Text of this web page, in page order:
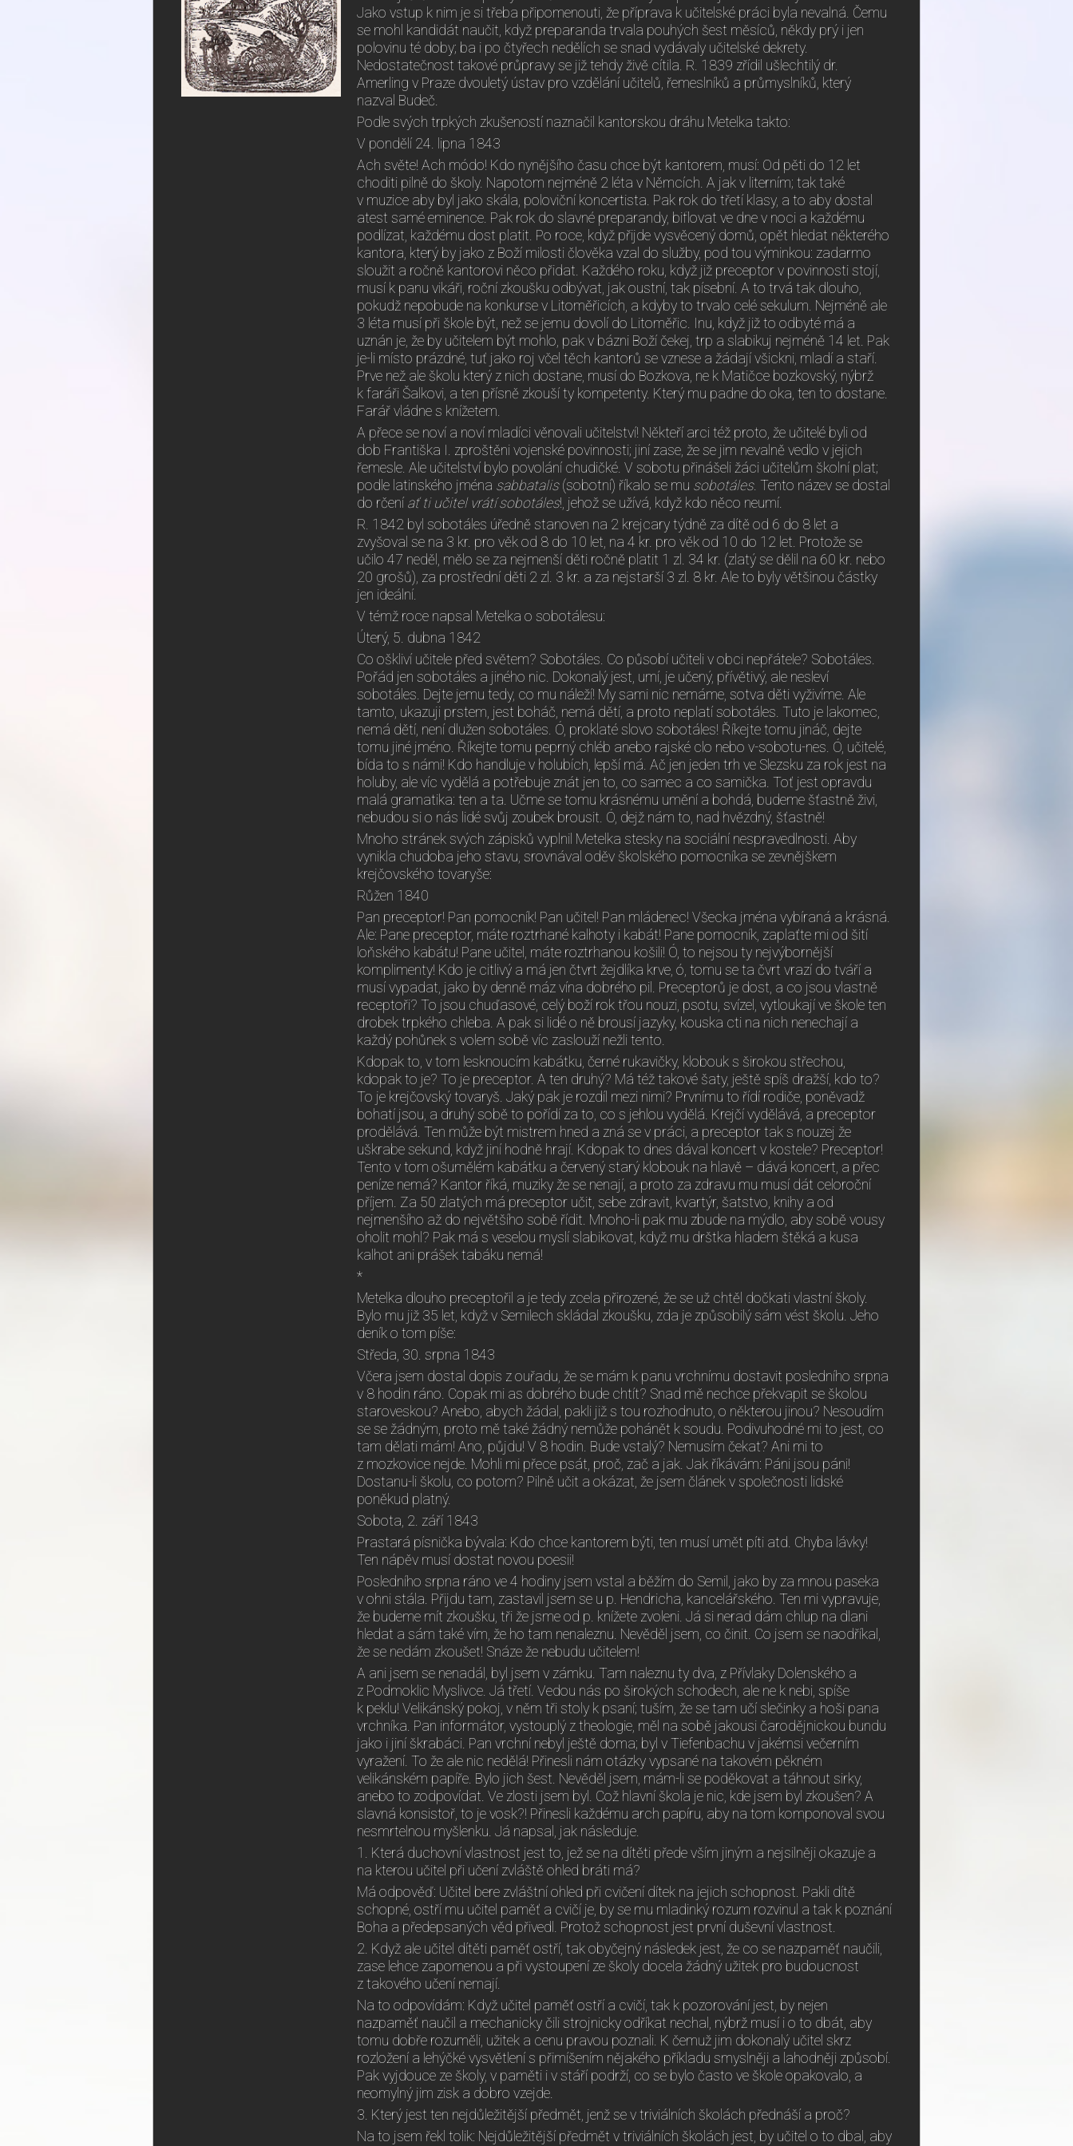
Jako vstup k nim je si třeba připomenouti, že příprava k učitelské práci byla nevalná. Čemu
se mohl kandidát naučit, když preparanda trvala pouhých šest měsíců, někdy prý i jen
polovinu té doby; ba i po čtyřech nedělích se snad vydávaly učitelské dekrety.
Nedostatečnost takové průpravy se již tehdy živě cítila. R. 1839 zřídil ušlechtilý dr.
Amerling v Praze dvouletý ústav pro vzdělání učitelů, řemeslníků a průmyslníků, který
nazval Budeč.
Podle svých trpkých zkušeností naznačil kantorskou dráhu Metelka takto:
V pondělí 24. lipna 1843
Ach světe! Ach módo! Kdo nynějšího času chce být kantorem, musí: Od pěti do 12 let
choditi pilně do školy. Napotom nejméně 2 léta v Němcích. A jak v literním; tak také
v muzice aby byl jako skála, poloviční koncertista. Pak rok do třetí klasy, a to aby dostal
atest samé eminence. Pak rok do slavné preparandy, biflovat ve dne v noci a každému
podlízat, každému dost platit. Po roce, když přijde vysvěcený domů, opět hledat některého
kantora, který by jako z Boží milosti člověka vzal do služby, pod tou výminkou: zadarmo
sloužit a ročně kantorovi něco přidat. Každého roku, když již preceptor v povinnosti stojí,
musí k panu vikáři, roční zkoušku odbývat, jak oustní, tak písební. A to trvá tak dlouho,
pokudž nepobude na konkurse v Litoměřicích, a kdyby to trvalo celé sekulum. Nejméně ale
3 léta musí při škole být, než se jemu dovolí do Litoměřic. Inu, když již to odbyté má a
uznán je, že by učitelem být mohlo, pak v bázni Boží čekej, trp a slabikuj nejméně 14 let. Pak
je-li místo prázdné, tuť jako roj včel těch kantorů se vznese a žádají všickni, mladí a staří.
Prve než ale školu který z nich dostane, musí do Bozkova, ne k Matičce bozkovský, nýbrž
k faráři Šalkovi, a ten přísně zkouší ty kompetenty. Který mu padne do oka, ten to dostane.
Farář vládne s knížetem.
A přece se noví a noví mladíci věnovali učitelství! Někteří arci též proto, že učitelé byli od
dob Františka I. zproštěni vojenské povinnosti; jiní zase, že se jim nevalně vedlo v jejich
řemesle. Ale učitelství bylo povolání chudičké. V sobotu přinášeli žáci učitelům školní plat;
podle latinského jména sabbatalis(sobotní) říkalo se mu sobotáles. Tento název se dostal
do rčení ať ti učitel vrátí sobotáles!, jehož se užívá, když kdo něco neumí.
R. 1842 byl sobotáles úředně stanoven na 2 krejcary týdně za dítě od 6 do 8 let a
zvyšoval se na 3 kr. pro věk od 8 do 10 let, na 4 kr. pro věk od 10 do 12 let. Protože se
učilo 47 neděl, mělo se za nejmenší děti ročně platit 1 zl. 34 kr. (zlatý se dělil na 60 kr. nebo
20 grošů), za prostřední děti 2 zl. 3 kr. a za nejstarší 3 zl. 8 kr. Ale to byly většinou částky
jen ideální.
V témž roce napsal Metelka o sobotálesu:
Úterý, 5. dubna 1842
Co oškliví učitele před světem? Sobotáles. Co působí učiteli v obci nepřátele? Sobotáles.
Pořád jen sobotáles a jiného nic. Dokonalý jest, umí, je učený, přívětivý, ale nesleví
sobotáles. Dejte jemu tedy, co mu náleží! My sami nic nemáme, sotva děti vyživíme. Ale
tamto, ukazuji prstem, jest boháč, nemá dětí, a proto neplatí sobotáles. Tuto je lakomec,
nemá dětí, není dlužen sobotáles. Ó, proklaté slovo sobotáles! Říkejte tomu jináč, dejte
tomu jiné jméno. Říkejte tomu peprný chléb anebo rajské clo nebo v-sobotu-nes. Ó, učitelé,
bída to s námi! Kdo handluje v holubích, lepší má. Ač jen jeden trh ve Slezsku za rok jest na
holuby, ale víc vydělá a potřebuje znát jen to, co samec a co samička. Toť jest opravdu
malá gramatika: ten a ta. Učme se tomu krásnému umění a bohdá, budeme šťastně živi,
nebudou si o nás lidé svůj zoubek brousit. Ó, dejž nám to, nad hvězdný, šťastně!
Mnoho stránek svých zápisků vyplnil Metelka stesky na sociální nespravedlnosti. Aby
vynikla chudoba jeho stavu, srovnával oděv školského pomocníka se zevnějškem
krejčovského tovaryše:
Růžen 1840
Pan preceptor! Pan pomocník! Pan učitel! Pan mládenec! Všecka jména vybíraná a krásná.
Ale: Pane preceptor, máte roztrhané kalhoty i kabát! Pane pomocník, zaplaťte mi od šití
loňského kabátu! Pane učitel, máte roztrhanou košili! Ó, to nejsou ty nejvýbornější
komplimenty! Kdo je citlivý a má jen čtvrt žejdlíka krve, ó, tomu se ta čvrt vrazí do tváří a
musí vypadat, jako by denně máz vína dobrého pil. Preceptorů je dost, a co jsou vlastně
receptoři? To jsou chuďasové, celý boží rok třou nouzi, psotu, svízel, vytloukají ve škole ten
drobek trpkého chleba. A pak si lidé o ně brousí jazyky, kouska cti na nich nenechají a
každý pohůnek s volem sobě víc zaslouží nežli tento.
Kdopak to, v tom lesknoucím kabátku, černé rukavičky, klobouk s širokou střechou,
kdopak to je? To je preceptor. A ten druhý? Má též takové šaty, ještě spíš dražší, kdo to?
To je krejčovský tovaryš. Jaký pak je rozdíl mezi nimi? Prvnímu to řídí rodiče, poněvadž
bohatí jsou, a druhý sobě to pořídí za to, co s jehlou vydělá. Krejčí vydělává, a preceptor
prodělává. Ten může být mistrem hned a zná se v práci, a preceptor tak s nouzej že
uškrabe sekund, když jiní hodně hrají. Kdopak to dnes dával koncert v kostele? Preceptor!
Tento v tom ošumělém kabátku a červený starý klobouk na hlavě – dává koncert, a přec
peníze nemá? Kantor říká, muziky že se nenají, a proto za zdravu mu musí dát celoroční
příjem. Za 50 zlatých má preceptor učit, sebe zdravit, kvartýr, šatstvo, knihy a od
nejmenšího až do největšího sobě řídit. Mnoho-li pak mu zbude na mýdlo, aby sobě vousy
oholit mohl? Pak má s veselou myslí slabikovat, když mu drštka hladem štěká a kusa
kalhot ani prášek tabáku nemá!
*
Metelka dlouho preceptořil a je tedy zcela přirozené, že se už chtěl dočkati vlastní školy.
Bylo mu již 35 let, když v Semilech skládal zkoušku, zda je způsobilý sám vést školu. Jeho
deník o tom píše:
Středa, 30. srpna 1843
Včera jsem dostal dopis z ouřadu, že se mám k panu vrchnímu dostavit posledního srpna
v 8 hodin ráno. Copak mi as dobrého bude chtít? Snad mě nechce překvapit se školou
staroveskou? Anebo, abych žádal, pakli již s tou rozhodnuto, o některou jinou? Nesoudím
se se žádným, proto mě také žádný nemůže pohánět k soudu. Podivuhodné mi to jest, co
tam dělati mám! Ano, půjdu! V 8 hodin. Bude vstalý? Nemusím čekat? Ani mi to
z mozkovice nejde. Mohli mi přece psát, proč, zač a jak. Jak říkávám: Páni jsou páni!
Dostanu-li školu, co potom? Pilně učit a okázat, že jsem článek v společnosti lidské
poněkud platný.
Sobota, 2. září 1843
Prastará písnička bývala: Kdo chce kantorem býti, ten musí umět píti atd. Chyba lávky!
Ten nápěv musí dostat novou poesii!
Posledního srpna ráno ve 4 hodiny jsem vstal a běžím do Semil, jako by za mnou paseka
v ohni stála. Přijdu tam, zastavil jsem se u p. Hendricha, kancelářského. Ten mi vypravuje,
že budeme mít zkoušku, tři že jsme od p. knížete zvoleni. Já si nerad dám chlup na dlani
hledat a sám také vím, že ho tam nenaleznu. Nevěděl jsem, co činit. Co jsem se naodříkal,
že se nedám zkoušet! Snáze že nebudu učitelem!
A ani jsem se nenadál, byl jsem v zámku. Tam naleznu ty dva, z Přívlaky Dolenského a
z Podmoklic Myslivce. Já třetí. Vedou nás po širokých schodech, ale ne k nebi, spíše
k peklu! Velikánský pokoj, v něm tři stoly k psaní; tuším, že se tam učí slečinky a hoši pana
vrchníka. Pan informátor, vystouplý z theologie, měl na sobě jakousi čarodějnickou bundu
jako i jiní škrabáci. Pan vrchní nebyl ještě doma; byl v Tiefenbachu v jakémsi večerním
vyražení. To že ale nic nedělá! Přinesli nám otázky vypsané na takovém pěkném
velikánském papíře. Bylo jich šest. Nevěděl jsem, mám-li se poděkovat a táhnout sirky,
anebo to zodpovídat. Ve zlosti jsem byl. Což hlavní škola je nic, kde jsem byl zkoušen? A
slavná konsistoř, to je vosk?! Přinesli každému arch papíru, aby na tom komponoval svou
nesmrtelnou myšlenku. Já napsal, jak následuje.
1. Která duchovní vlastnost jest to, jež se na dítěti přede vším jiným a nejsilněji okazuje a
na kterou učitel při učení zvláště ohled bráti má?
Má odpověď: Učitel bere zvláštní ohled při cvičení dítek na jejich schopnost. Pakli dítě
schopné, ostří mu učitel paměť a cvičí je, by se mu mladinký rozum rozvinul a tak k poznání
Boha a předepsaných věd přivedl. Protož schopnost jest první duševní vlastnost.
2. Když ale učitel dítěti paměť ostří, tak obyčejný následek jest, že co se nazpaměť naučili,
zase lehce zapomenou a při vystoupení ze školy docela žádný užitek pro budoucnost
z takového učení nemají.
Na to odpovídám: Když učitel paměť ostří a cvičí, tak k pozorování jest, by nejen
nazpaměť naučil a mechanicky čili strojnicky odříkat nechal, nýbrž musí i o to dbát, aby
tomu dobře rozuměli, užitek a cenu pravou poznali. K čemuž jim dokonalý učitel skrz
rozložení a lehýčké vysvětlení s přimíšením nějakého příkladu smyslněji a lahodněji způsobí.
Pak vyjdouce ze školy, v paměti i v stáří podrží, co se bylo často ve škole opakovalo, a
neomylný jim zisk a dobro vzejde.
3. Který jest ten nejdůležitější předmět, jenž se v triviálních školách přednáší a proč?
Na to jsem řekl tolik: Nejdůležitější předmět v triviálních školách jest, by učitel o to dbal, aby